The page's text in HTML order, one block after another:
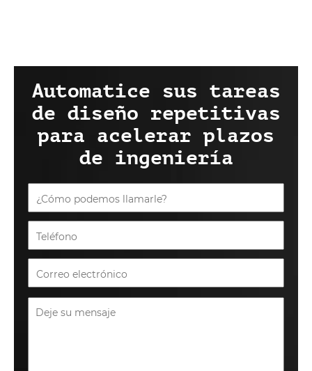
Automatice sus tareas
de diseño repetitivas
para acelerar plazos
de ingeniería